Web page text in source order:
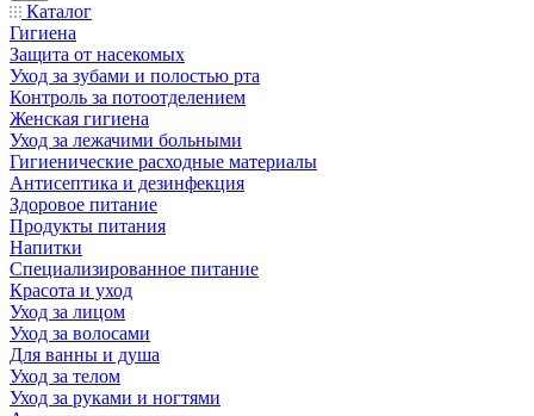
Каталог
Гигиена
Защита от насекомых
Уход за зубами и полостью рта
Контроль за потоотделением
Женская гигиена
Уход за лежачими больными
Гигиенические расходные материалы
Антисептика и дезинфекция
Здоровое питание
Продукты питания
Напитки
Специализированное питание
Красота и уход
Уход за лицом
Уход за волосами
Для ванны и душа
Уход за телом
Уход за руками и ногтями